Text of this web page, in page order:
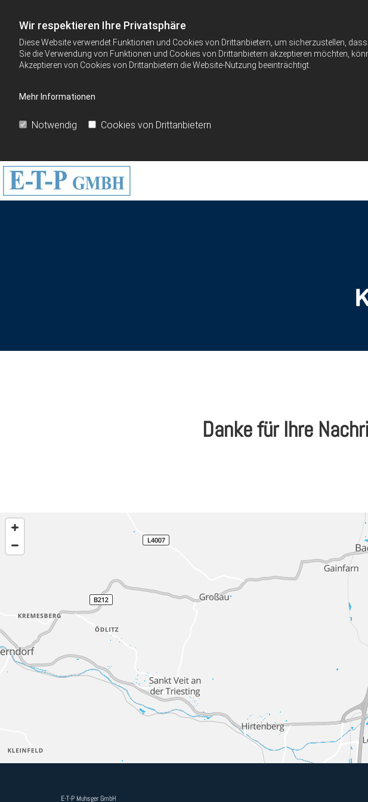
Wir respektieren Ihre Privatsphäre
Diese Website verwendet Funktionen und Cookies von Drittanbietern, um sicherzustellen,
Sie die Verwendung von Funktionen und Cookies von Drittanbietern akzeptieren möchten,
Akzeptieren von Cookies von Drittanbietern die Website-Nutzung beeinträchtigt.
Mehr Informationen
Notwendig Cookies von Drittanbietern
Danke für Ihre
E-T-P Muhsger GmbH